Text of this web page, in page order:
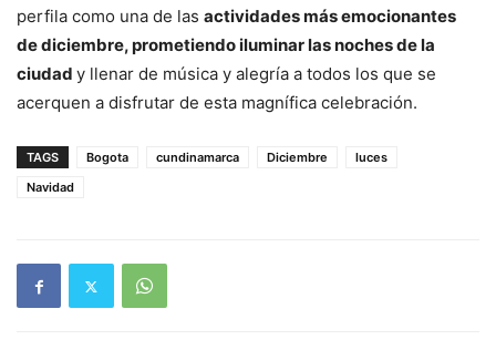
perfila como una de las actividades más emocionantes
de diciembre, prometiendo iluminar las noches de la
ciudad y llenar de música y alegría a todos los que se
acerquen a disfrutar de esta magnífica celebración.
TAGS Bogota cundinamarca Diciembre
luces
Navidad